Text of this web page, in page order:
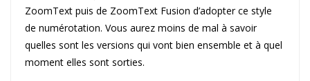
ZoomText puis de ZoomText Fusion d’adopter ce style
de numérotation. Vous aurez moins de mal à savoir
quelles sont les versions qui vont bien ensemble et à quel
moment elles sont sorties.